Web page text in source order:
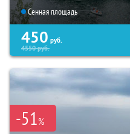
Сенная площадь
450 руб.
4550руб.
-51%